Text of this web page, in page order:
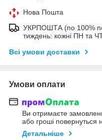
Нова Пошта
УКРПОШТА (по 100%
тиждень: кожні ПН
Всі умови доставки
Умови оплати
Ви отримаєте
або гроші повернуться
Детальніше